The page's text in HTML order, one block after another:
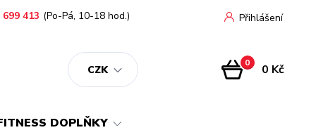
CZK
Přihlášení
413 (Po-Pá, 10-18 hod.)
0 0 Kč
DOPLŇKY